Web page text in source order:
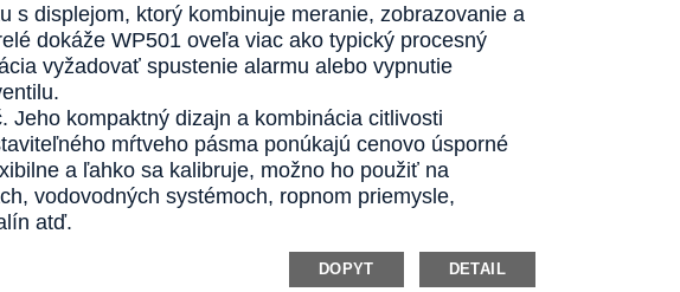
s displejom, ktorý kombinuje meranie, zobrazovanie a
dokáže WP501 oveľa viac ako typický procesný
vyžadovať spustenie alarmu alebo vypnutie
kompaktný dizajn a kombinácia citlivosti
mŕtveho pásma ponúkajú cenovo úsporné
a ľahko sa kalibruje, možno ho použiť na
vodovodných systémoch, ropnom priemysle,
atď.
DOPYT DETAIL